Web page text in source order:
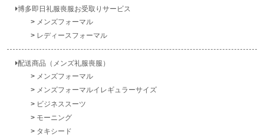
博多即日礼服喪服お受取りサービス
メンズフォーマル
レディースフォーマル
配送商品（メンズ礼服喪服）
メンズフォーマル
メンズフォーマルイレギュラーサイズ
ビジネススーツ
モーニング
タキシード